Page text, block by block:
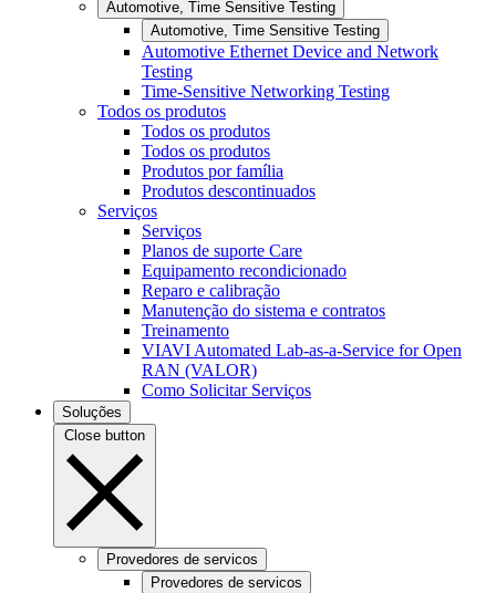
Automotive, Time Sensitive Testing
Automotive, Time Sensitive Testing
Automotive Ethernet Device and Network
Testing
Time-Sensitive Networking Testing
Todos os produtos
Todos os produtos
Todos os produtos
Produtos por família
Produtos descontinuados
Serviços
Serviços
Planos de suporte Care
Equipamento recondicionado
Reparo e calibração
Manutenção do sistema e contratos
Treinamento
VIAVI Automated Lab-as-a-Service for Open
RAN (VALOR)
Como Solicitar Serviços
Soluções
Close button
Provedores de servicos
Provedores de servicos